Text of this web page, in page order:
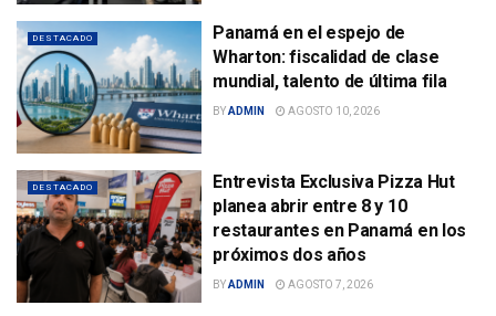
DESTACADO
Panamá en el espejo de
Wharton: fiscalidad de clase
mundial, talento de última fila
BYADMIN AGOSTO 10, 2026
DESTACADO
Entrevista Exclusiva Pizza Hut
planea abrir entre 8 y 10
restaurantes en Panamá en los
próximos dos años
BYADMIN AGOSTO 7, 2026